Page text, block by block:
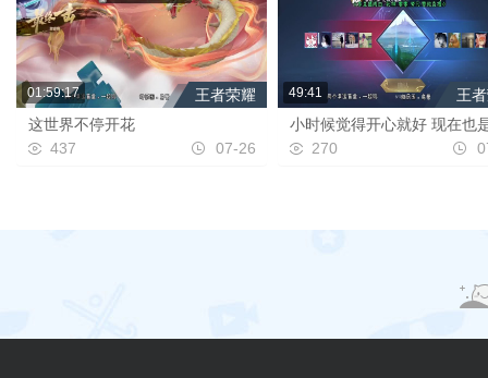
01:59:17
王者荣耀
这世界不停开花
437
07-26
49:41
王
小时候觉得开心就好 现在也
270